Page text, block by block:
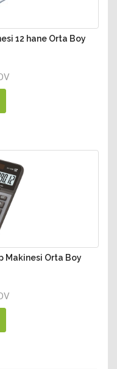
12 hane Orta Boy
Makinesi Orta Boy